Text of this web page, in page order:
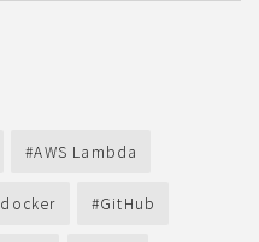
AWS Lambda
docker GitHub